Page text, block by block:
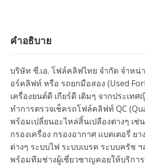
คำอธิบาย
บริษัท ซี.เอ. โฟล์คลิฟไทย จำกัด จำห
อร์คลิฟท์ หรือ รถยกมือสอง (Used
เครื่องยนต์ดี เกียร์ดี เดิมๆ จากประเท
ทำการตรวจเช็ครถโฟล์คลิฟท์ QC
พร้อมเปลี่ยนอะไหล่สิ้นเปลืองต่างๆ เช่
กรองเครื่อง กรองอากาศ แบตเตอรี่ ย
ต่างๆ ระบบไฟ ระบบเบรค ระบบครัช
พร้อมทีมช่างผู้เชี่ยวชาญคอยให้บริกา